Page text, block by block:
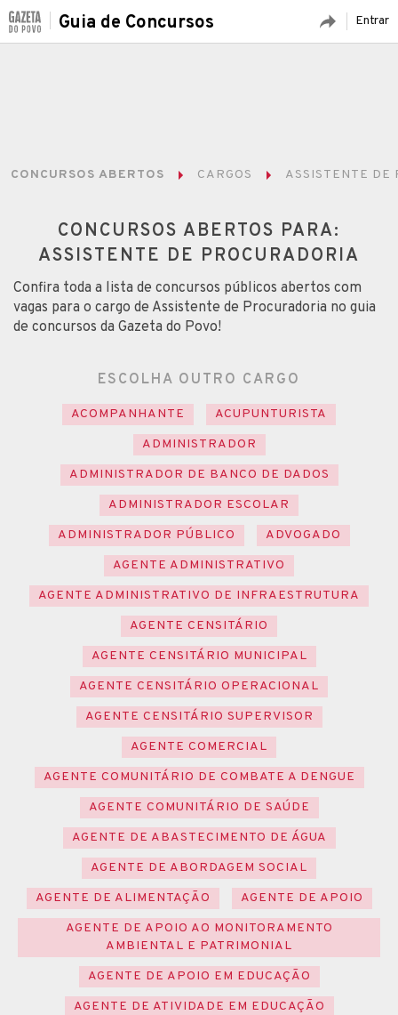
Entrar
Guia de Concursos
CONCURSOS ABERTOS CARGOS ASSISTENTE DE
CONCURSOS ABERTOS PARA:
ASSISTENTE DE PROCURADORIA
Confira toda a lista de concursos públicos abertos com
vagas para o cargo de Assistente de Procuradoria no guia
de concursos da Gazeta do Povo!
ESCOLHA OUTRO CARGO
ACOMPANHANTE
ACUPUNTURISTA
ADMINISTRADOR
ADMINISTRADOR DE BANCO DE DADOS
ADMINISTRADOR ESCOLAR
ADMINISTRADOR PÚBLICO
ADVOGADO
AGENTE ADMINISTRATIVO
AGENTE ADMINISTRATIVO DE INFRAESTRUTURA
AGENTE CENSITÁRIO
AGENTE CENSITÁRIO MUNICIPAL
AGENTE CENSITÁRIO OPERACIONAL
AGENTE CENSITÁRIO SUPERVISOR
AGENTE COMERCIAL
AGENTE COMUNITÁRIO DE COMBATE A DENGUE
AGENTE COMUNITÁRIO DE SAÚDE
AGENTE DE ABASTECIMENTO DE ÁGUA
AGENTE DE ABORDAGEM SOCIAL
AGENTE DE ALIMENTAÇÃO
AGENTE DE APOIO
AGENTE DE APOIO AO MONITORAMENTO
AMBIENTAL E PATRIMONIAL
AGENTE DE APOIO EM EDUCAÇÃO
AGENTE DE ATIVIDADE EM EDUCAÇÃO